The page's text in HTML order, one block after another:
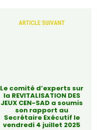
ARTICLE SUIVANT
Le comité d’experts sur
la REVITALISATION DES
JEUX CEN-SAD a soumis
son rapport au
Secrétaire Exécutif le
vendredi 4 juillet 2025